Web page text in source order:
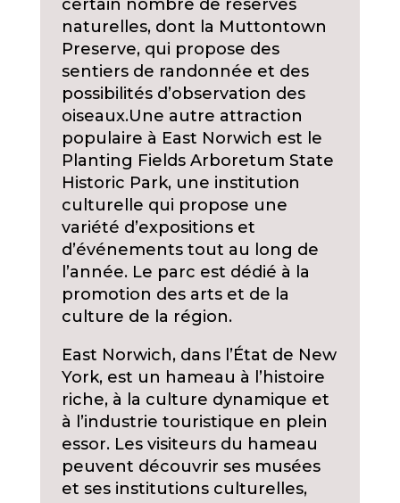
certain nombre de réserves
naturelles, dont la Muttontown
Preserve, qui propose des
sentiers de randonnée et des
possibilités d’observation des
oiseaux.Une autre attraction
populaire à East Norwich est le
Planting Fields Arboretum State
Historic Park, une institution
culturelle qui propose une
variété d’expositions et
d’événements tout au long de
l’année. Le parc est dédié à la
promotion des arts et de la
culture de la région.
East Norwich, dans l’État de New
York, est un hameau à l’histoire
riche, à la culture dynamique et
à l’industrie touristique en plein
essor. Les visiteurs du hameau
peuvent découvrir ses musées
et ses institutions culturelles,